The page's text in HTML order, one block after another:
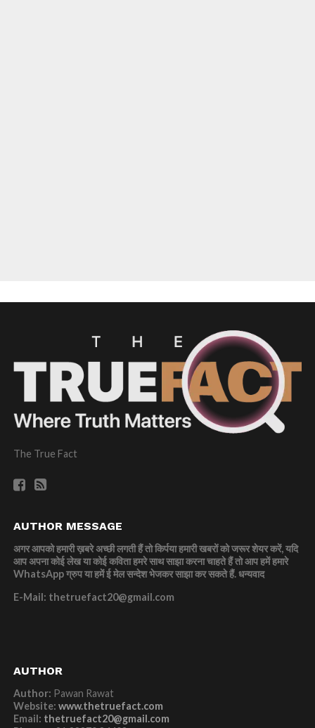
The True Fact
AUTHOR MESSAGE
अगर आपको हमारी ख़बरे अच्छी लगती हैं तो किर्पया हमारी खबरों को जरूर शेयर करें, यदि
आप अपना कोई लेख या कोई कविता हमरे साथ साझा करना चाहते हैं तो आप हमें हमारे
WhatsApp ग्रुप या हमें ई मेल सन्देश भेजकर साझा कर सकते हैं.धन्यवाद
E-Mail: thetruefact20@gmail.com
AUTHOR
Author: Pawan Rawat
Website: www.thetruefact.com
Email: thetruefact20@gmail.com